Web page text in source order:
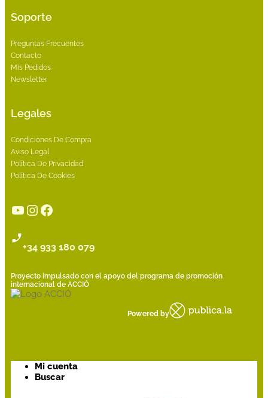
Soporte
Preguntas Frecuentes
Contacto
Mis Pedidos
Newsletter
Legales
Condiciones De Compra
Aviso Legal
Política De Privacidad
Política De Cookies
YouTube
Instagram
Facebook
+34 933 180 079
Proyecto impulsado con el apoyo del programa de promoción
internacional de ACCIÓ
Powered by
Mi cuenta
Buscar